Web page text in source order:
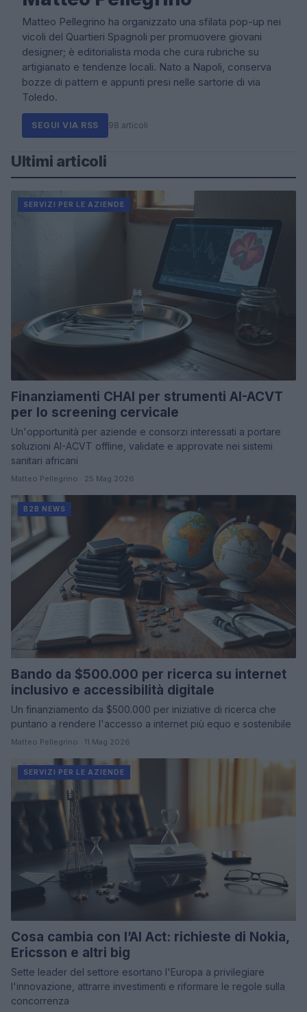
Matteo Pellegrino ha organizzato una sfilata pop-up nei
vicoli del Quartieri Spagnoli per promuovere giovani
designer; è editorialista moda che cura rubriche su
artigianato e tendenze locali. Nato a Napoli, conserva
bozze di pattern e appunti presi nelle sartorie di via
Toledo.
SEGUI VIA RSS 98 articoli
Ultimi articoli
SERVIZI PER LE AZIENDE
Finanziamenti CHAI per strumenti AI-ACVT
per lo screening cervicale
Un'opportunità per aziende e consorzi interessati a portare
soluzioni AI-ACVT offline, validate e approvate nei sistemi
sanitari africani
Matteo Pellegrino · 25 Mag 2026
B2B NEWS
Bando da $500.000 per ricerca su internet
inclusivo e accessibilità digitale
Un finanziamento da $500.000 per iniziative di ricerca che
puntano a rendere l'accesso a internet più equo e sostenibile
Matteo Pellegrino · 11 Mag 2026
SERVIZI PER LE AZIENDE
Cosa cambia con l’AI Act: richieste di Nokia,
Ericsson e altri big
Sette leader del settore esortano l'Europa a privilegiare
l'innovazione, attrarre investimenti e riformare le regole sulla
concorrenza